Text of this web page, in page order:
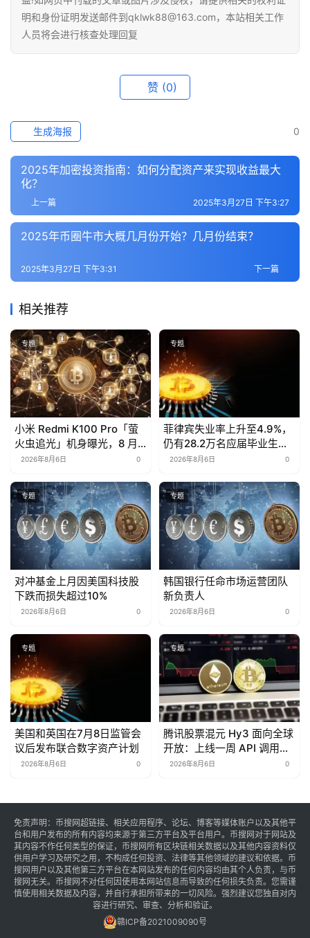
明和身份证明发送邮件到qklwk88@163.com，本站相关工作
人员将会进行核查处理回复
赞 (0)
0
生成海报
2025年加密投资指南：如何分配资产来实现收益最大
化？
上一篇 2025年3月27日 下午3:27
2025年币圈牛市大概几月份开始？几月份结束？
下一篇
2025年3月27日 下午3:31
相关推荐
专题
小米 Redmi K100 Pro「萤
火虫追光」机身曝光，8 月
11 日发布
2026年8月6日 0
专题
菲律宾失业率上升至4.9%，
仍有28.2万名应届毕业生未
就业
2026年8月6日 0
专题
对冲基金上月因美国科技股
下跌而损失超过10%
2026年8月6日 0
专题
韩国银行任命市场运营团队
新负责人
2026年8月6日 0
专题
美国和英国在7月8日监管会
议后发布联合数字资产计划
2026年8月6日 0
专题
腾讯股票混元 Hy3 面向全球
开放：上线一周 API 调用量
达到前代的 68 倍
2026年8月6日 0
免责声明：币搜网超链接、相关应用程序、论坛、博客等媒体账户以及其他平
台和用户发布的所有内容均来源于第三方平台及平台用户。币搜网对于网站及
其内容不作任何类型的保证，币搜网所有区块链相关数据以及其他内容资料仅
供用户学习及研究之用，不构成任何投资、法律等其他领域的建议和依据。币
搜网用户以及其他第三方平台在本网站发布的任何内容均由其个人负责，与币
搜网无关。币搜网不对任何因使用本网站信息而导致的任何损失负责。您需谨
慎使用相关数据及内容，并自行承担所带来的一切风险。强烈建议您独自对内
容进行研究、审查、分析和验证。
赣ICP备2021009090号